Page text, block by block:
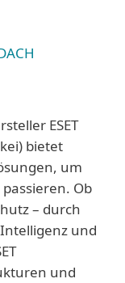
ESET
bietet
um
Ob
– durch
und
und